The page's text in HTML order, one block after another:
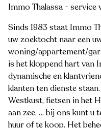
Immo Thalassa -
Sinds 1983 staat Immo
uw zoektocht naar een
woning/appartement/
is het kloppend hart van
dynamische en
klanten ten dienste
Westkust, fietsen in het
aan zee, … bij ons kunt u
huur of te koop. Het